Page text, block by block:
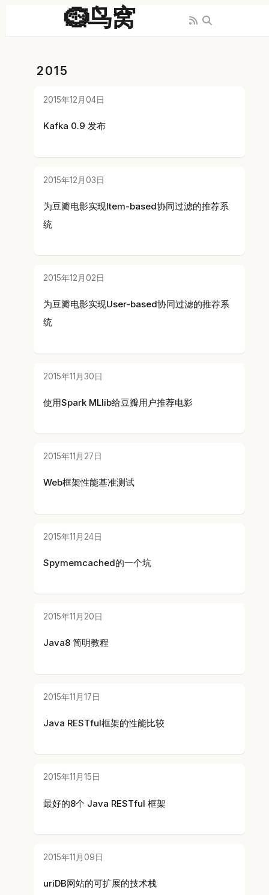
🪹鸟窝
2015
2015年12月04日
Kafka 0.9 发布
2015年12月03日
为豆瓣电影实现Item-based协同过滤的推荐系
统
2015年12月02日
为豆瓣电影实现User-based协同过滤的推荐系
统
2015年11月30日
使用Spark MLlib给豆瓣用户推荐电影
2015年11月27日
Web框架性能基准测试
2015年11月24日
Spymemcached的一个坑
2015年11月20日
Java8 简明教程
2015年11月17日
Java RESTful框架的性能比较
2015年11月15日
最好的8个 Java RESTful 框架
2015年11月09日
uriDB网站的可扩展的技术栈